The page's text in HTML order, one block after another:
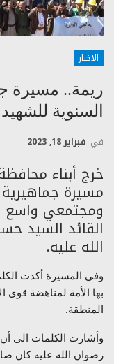
الاخبار
ريمة.. مسيرة
السنوية للشهيد
في فبراير 18, 2023
خرج أبناء
مسيرة
ومجتمعي واسع
القائد السيد
الله عليه.
وفي المسيرة أكدت
بها الأمة لمناهضة قوى
المنطقة.
وأشارت الكلمات الى
رضوان الله عليه كان